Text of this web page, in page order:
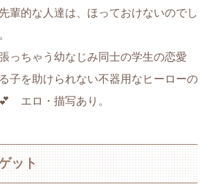
輩的な人達は、ほっておけないのでし
っちゃう幼なじみ同士の学生の恋愛
子を助けられない不器用なヒーローの
エロ・描写あり。
ット